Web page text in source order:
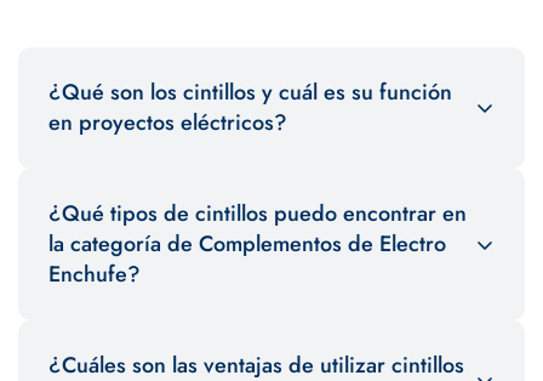
¿Qué son los cintillos y cuál es su función
en proyectos eléctricos?
son elementos de sujeción utilizados en proyectos eléctricos
para mantener ordenados y asegurar los cables y conductos.
Su función principal es evitar que los cables se desordenen y
¿Qué tipos de cintillos puedo encontrar en
la categoría de Complementos de Electro
Enchufe?
encontrar una variedad de cintillos, incluyendo cintillos de
¿Cuáles son las ventajas de utilizar cintillos